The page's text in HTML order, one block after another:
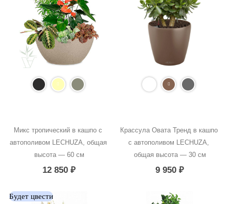
Микс тропический в кашпо с
автополивом LECHUZA, общая
высота — 60 см
12 850₽
Крассула Овата Тренд в кашпо
с автополивом LECHUZA,
общая высота — 30 см
9 950₽
Будет цвести